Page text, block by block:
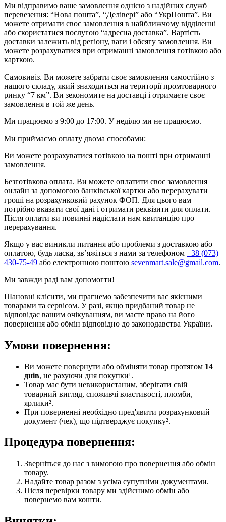
Ми відправимо ваше замовлення однією з надійних служб
перевезення: “Нова пошта”, “Делівері” або “УкрПошта”. Ви
можете отримати своє замовлення в найближчому відділенні
або скористатися послугою “адресна доставка”. Вартість
доставки залежить від регіону, ваги і обсягу замовлення. Ви
можете розрахуватися при отриманні замовлення готівкою або
карткою.
Самовивіз. Ви можете забрати своє замовлення самостійно з
нашого складу, який знаходиться на території промтоварного
ринку “7 км”. Ви зекономите на доставці і отримаєте своє
замовлення в той же день.
Ми працюємо з 9:00 до 17:00. У неділю ми не працюємо.
Ми приймаємо оплату двома способами:
Ви можете розрахуватися готівкою на пошті при отриманні
замовлення.
Безготівкова оплата. Ви можете оплатити своє замовлення
онлайн за допомогою банківської картки або перерахувати
гроші на розрахунковий рахунок ФОП. Для цього вам
потрібно вказати свої дані і отримати реквізити для оплати.
Після оплати ви повинні надіслати нам квитанцію про
перерахування.
Якщо у вас виникли питання або проблеми з доставкою або
оплатою, будь ласка, зв’яжіться з нами за телефоном +38 (073)
430-75-49 або електронною поштою sevenmart.sale@gmail.com.
Ми завжди раді вам допомогти!
Шановні клієнти, ми прагнемо забезпечити вас якісними
товарами та сервісом. У разі, якщо придбаний товар не
відповідає вашим очікуванням, ви маєте право на його
повернення або обмін відповідно до законодавства України.
Умови повернення:
Ви можете повернути або обміняти товар протягом 14
днів, не рахуючи дня покупки¹.
Товар має бути невикористаним, зберігати свій
товарний вигляд, споживчі властивості, пломби,
ярлики².
При поверненні необхідно пред'явити розрахунковий
документ (чек), що підтверджує покупку².
Процедура повернення:
Зверніться до нас з вимогою про повернення або обмін
товару.
Надайте товар разом з усіма супутніми документами.
Після перевірки товару ми здійснимо обмін або
повернемо вам кошти.